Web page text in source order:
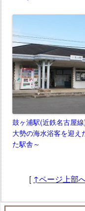
鼓ヶ浦駅(近鉄名古屋
大勢の海水浴客を迎え
た駅舎～
[ ↑ページ上部